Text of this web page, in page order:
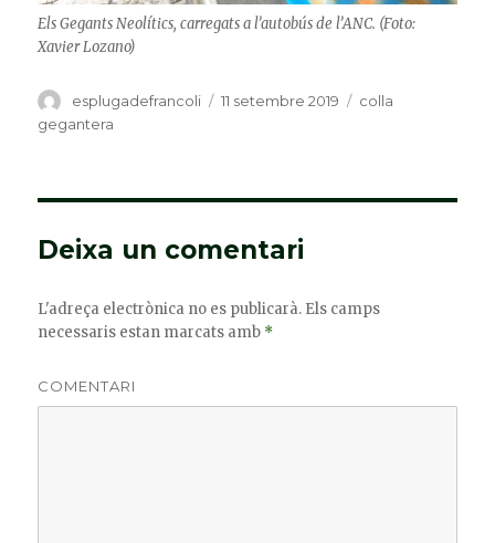
Els Gegants Neolítics, carregats a l’autobús de l’ANC. (Foto:
Xavier Lozano)
Autor
esplugadefrancoli
Publicat
11 setembre 2019 Categories
colla
gegantera
Deixa un comentari
L'adreça electrònica no es publicarà. Els camps
necessaris estan marcats amb *
COMENTARI